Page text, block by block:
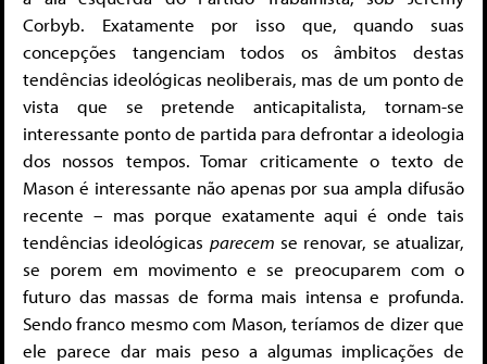
Corbyb. Exatamente por isso que, quando suas
concepções tangenciam todos os âmbitos destas
tendências ideológicas neoliberais, mas de um ponto de
vista que se pretende anticapitalista, tornam-se
interessante ponto de partida para defrontar a ideologia
dos nossos tempos. Tomar criticamente o texto de
Mason é interessante não apenas por sua ampla difusão
recente – mas porque exatamente aqui é onde tais
tendências ideológicas parecem se renovar, se atualizar,
se porem em movimento e se preocuparem com o
futuro das massas de forma mais intensa e profunda.
Sendo franco mesmo com Mason, teríamos de dizer que
ele parece dar mais peso a algumas implicações de